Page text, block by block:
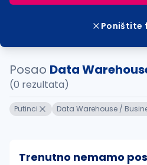
Poništite
Posao Data
(0 rezultata)
Putinci Data Warehouse /
Trenutno nemamo